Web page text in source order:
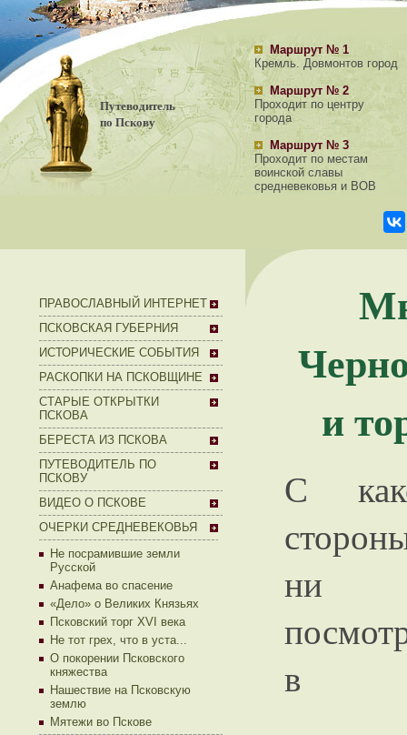
Путеводитель
по Пскову
Маршрут № 1
Кремль. Довмонтов город
Маршрут № 2
Проходит по центру
города
Маршрут № 3
Проходит по местам
воинской славы
средневековья и ВОВ
ПРАВОСЛАВНЫЙ ИНТЕРНЕТ
ПСКОВСКАЯ ГУБЕРНИЯ
ИСТОРИЧЕСКИЕ СОБЫТИЯ
РАСКОПКИ НА ПСКОВЩИНЕ
СТАРЫЕ ОТКРЫТКИ
ПСКОВА
БЕРЕСТА ИЗ ПСКОВА
ПУТЕВОДИТЕЛЬ ПО
ПСКОВУ
ВИДЕО О ПСКОВЕ
ОЧЕРКИ СРЕДНЕВЕКОВЬЯ
Не посрамившие земли
Русской
Анафема во спасение
«Дело» о Великих Князьях
Псковский торг XVI века
Не тот грех, что в уста...
О покорении Псковского
княжества
Нашествие на Псковскую
землю
Мятежи во Пскове
и
С
ни
в